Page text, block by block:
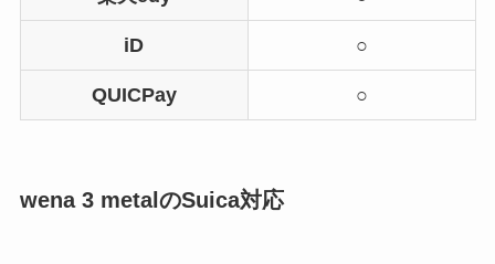
iD ○
QUICPay ○
wena 3 metalのSuica対応